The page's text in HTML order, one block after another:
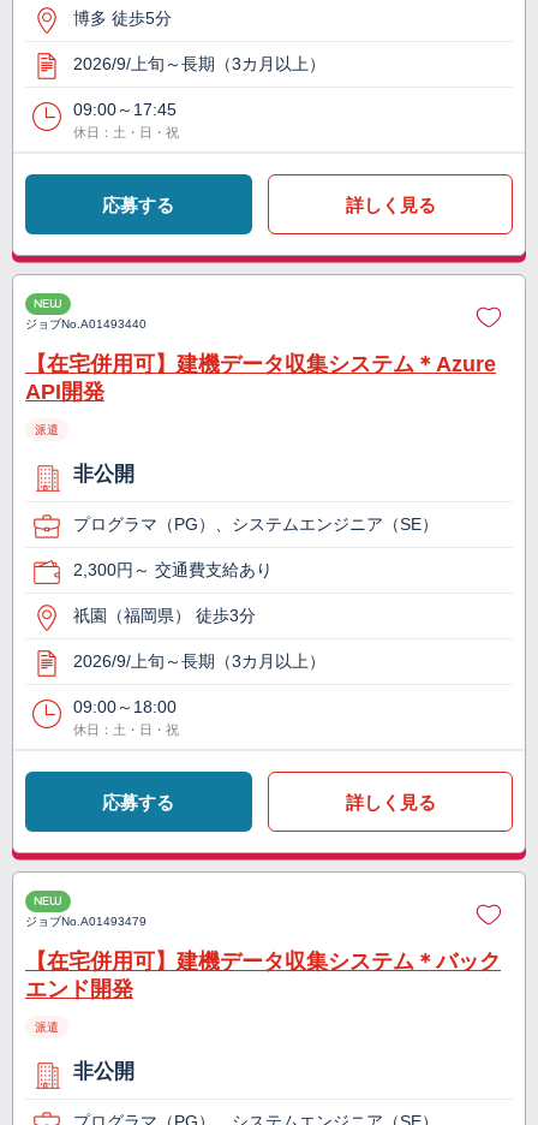
博多 徒歩5分
2026/9/上旬～長期（3カ月以上）
09:00～17:45
休日：土・日・祝
応募する 詳しく見る
NEW
ジョブNo.A01493440
【在宅併用可】建機データ収集システム＊Azure
API開発
派遣
非公開
プログラマ（PG）、システムエンジニア（SE）
2,300円～ 交通費支給あり
祇園（福岡県） 徒歩3分
2026/9/上旬～長期（3カ月以上）
09:00～18:00
休日：土・日・祝
応募する 詳しく見る
NEW
ジョブNo.A01493479
【在宅併用可】建機データ収集システム＊バック
エンド開発
派遣
非公開